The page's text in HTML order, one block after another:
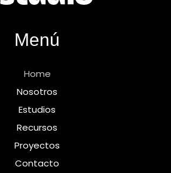
Menú
Home
Nosotros
Estudios
Recursos
Proyectos
Contacto